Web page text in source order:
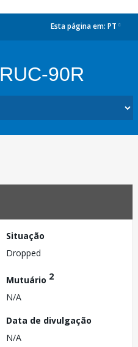
Esta página em: PT
90R
Situação
Dropped
Mutuário 2
N/A
Data de divulgação
N/A